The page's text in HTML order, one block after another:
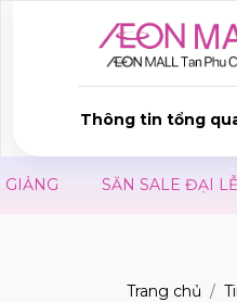
Thông tin tổng
ĐẠI LỄ – MỪNG QUỐC
Trang chủ